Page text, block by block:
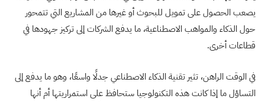
يصعب الحصول على تمويل للبحوث أو غيرها من المشاريع التي تتمحور
حول الذكاء والمواهب الاصطناعية، ما يدفع الشركات إلى تركيز جهودها في
قطاعات أخرى.
في الوقت الراهن، تثير تقنية الذكاء الاصطناعي جدلًا واسعًا، وهو ما يدفع إلى
التساؤل ما إذا كانت هذه التكنولوجيا ستحافظ على استمراريتها أم أنها